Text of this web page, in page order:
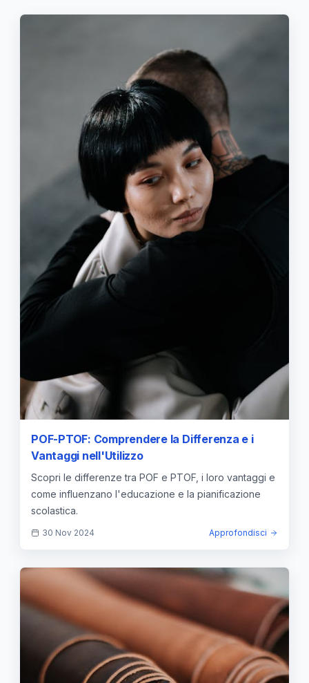
POF-PTOF: Comprendere la Differenza e i
Vantaggi nell'Utilizzo
Scopri le differenze tra POF e PTOF, i loro vantaggi e
come influenzano l'educazione e la pianificazione
scolastica.
30 Nov 2024 Approfondisci